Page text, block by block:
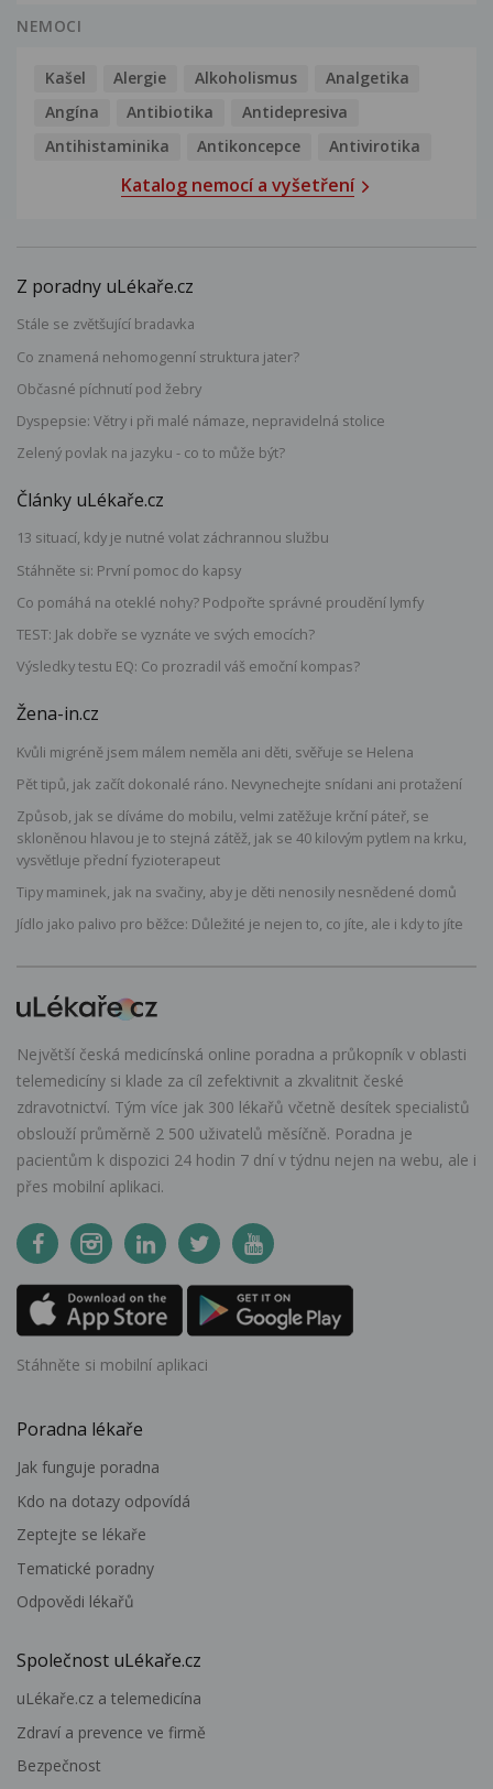
NEMOCI
Kašel Alergie Alkoholismus
Analgetika
Angína
Antibiotika
Antidepresiva
Antihistaminika
Antikoncepce Antivirotika
Katalog nemocí a vyšetření
Z poradny uLékaře.cz
Stále se zvětšující bradavka
Co znamená nehomogenní struktura jater?
Občasné píchnutí pod žebry
Dyspepsie: Větry i při malé námaze, nepravidelná stolice
Zelený povlak na jazyku - co to může být?
Články uLékaře.cz
13 situací, kdy je nutné volat záchrannou službu
Stáhněte si: První pomoc do kapsy
Co pomáhá na oteklé nohy? Podpořte správné proudění lymfy
TEST: Jak dobře se vyznáte ve svých emocích?
Výsledky testu EQ: Co prozradil váš emoční kompas?
Žena-in.cz
Kvůli migréně jsem málem neměla ani děti, svěřuje se Helena
Pět tipů, jak začít dokonalé ráno. Nevynechejte snídani ani protažení
Způsob, jak se díváme do mobilu, velmi zatěžuje krční páteř, se
skloněnou hlavou je to stejná zátěž, jak se 40 kilovým pytlem na krku,
vysvětluje přední fyzioterapeut
Tipy maminek, jak na svačiny, aby je děti nenosily nesnědené domů
Jídlo jako palivo pro běžce: Důležité je nejen to, co jíte, ale i kdy to jíte
Největší česká medicínská online poradna a průkopník v oblasti
telemedicíny si klade za cíl zefektivnit a zkvalitnit české
zdravotnictví. Tým více jak 300 lékařů včetně desítek specialistů
obslouží průměrně 2 500 uživatelů měsíčně. Poradna je
pacientům k dispozici 24 hodin 7 dní v týdnu nejen na webu, ale i
přes mobilní aplikaci.
Stáhněte si mobilní aplikaci
Poradna lékaře
Jak funguje poradna
Kdo na dotazy odpovídá
Zeptejte se lékaře
Tematické poradny
Odpovědi lékařů
Společnost uLékaře.cz
uLékaře.cz a telemedicína
Zdraví a prevence ve firmě
Bezpečnost